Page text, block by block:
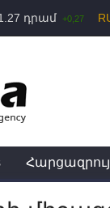
դրամ +0,27